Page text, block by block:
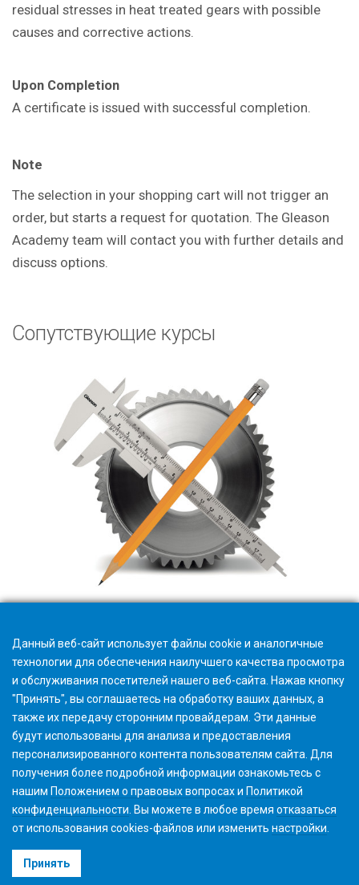
residual stresses in heat treated gears with possible
causes and corrective actions.
Upon Completion
A certificate is issued with successful completion.
Note
The selection in your shopping cart will not trigger an
order, but starts a request for quotation. The Gleason
Academy team will contact you with further details and
discuss options.
Сопутствующие курсы
Условия использования
Данный веб-сайт использует файлы cookie и аналогичные
технологии для обеспечения наилучшего качества просмотра
и обслуживания посетителей нашего веб-сайта. Нажав кнопку
"Принять", вы соглашаетесь на обработку ваших данных, а
также их передачу сторонним провайдерам. Эти данные
будут использованы для анализа и предоставления
персонализированного контента пользователям сайта. Для
получения более подробной информации ознакомьтесь с
нашим Положением о правовых вопросахи Политикой
конфиденциальности . Вы можете в любое время отказаться
от использования cookies-файлов или изменить настройки
Принять